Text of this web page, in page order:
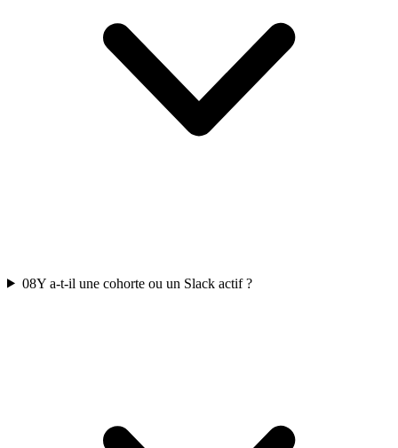
08Y a-t-il une cohorte ou un Slack actif ?